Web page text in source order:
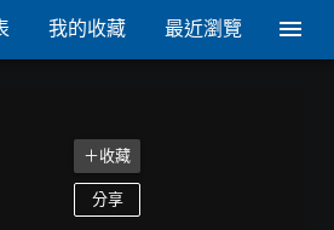
我的收藏 最近瀏覽
＋收藏
分享